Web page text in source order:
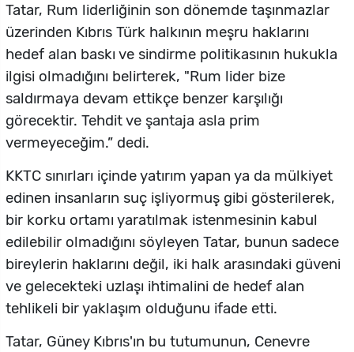
Tatar, Rum liderliğinin son dönemde taşınmazlar
üzerinden Kıbrıs Türk halkının meşru haklarını
hedef alan baskı ve sindirme politikasının hukukla
ilgisi olmadığını belirterek, "Rum lider bize
saldırmaya devam ettikçe benzer karşılığı
görecektir. Tehdit ve şantaja asla prim
vermeyeceğim.” dedi.
KKTC sınırları içinde yatırım yapan ya da mülkiyet
edinen insanların suç işliyormuş gibi gösterilerek,
bir korku ortamı yaratılmak istenmesinin kabul
edilebilir olmadığını söyleyen Tatar, bunun sadece
bireylerin haklarını değil, iki halk arasındaki güveni
ve gelecekteki uzlaşı ihtimalini de hedef alan
tehlikeli bir yaklaşım olduğunu ifade etti.
Tatar, Güney Kıbrıs'ın bu tutumunun, Cenevre